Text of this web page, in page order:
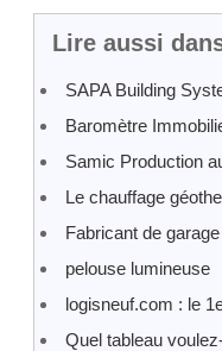
Lire aussi
SAPA Building
Baromètre
Samic Production
Le chauffage
Fabricant de
pelouse lumineuse
logisneuf.com : le
Quel tableau